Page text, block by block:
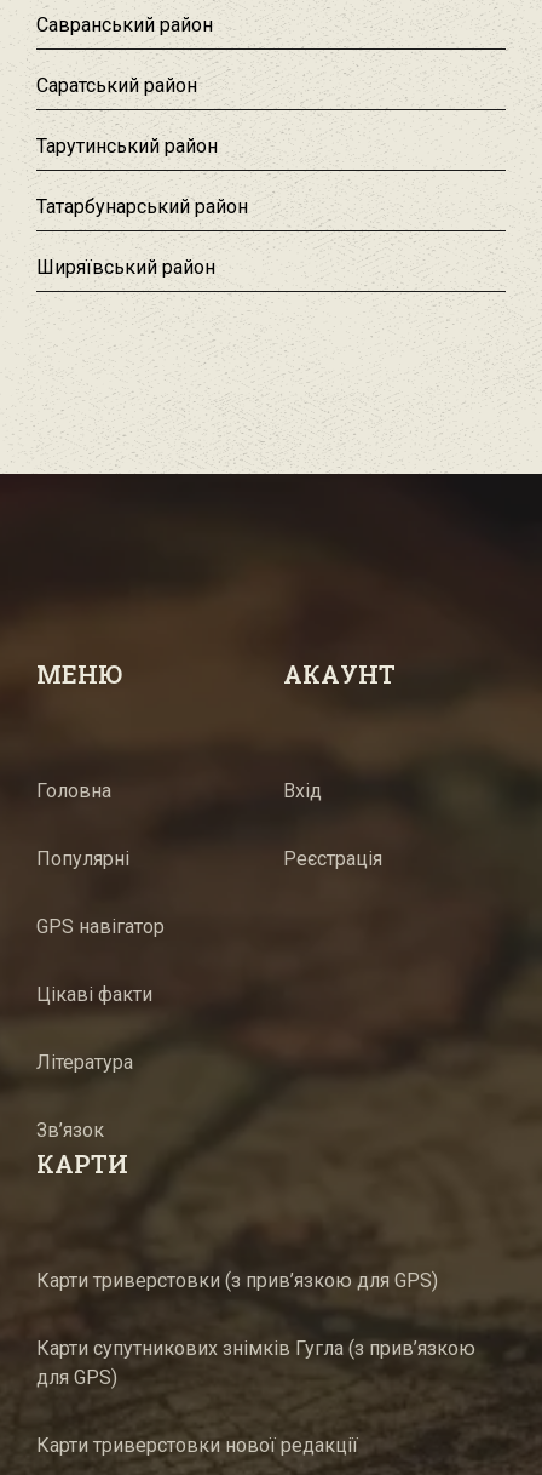
Савранський район‎
Саратський район‎
Тарутинський район
Татарбунарський район
Ширяївський район
МЕНЮ
Головна
Популярні
GPS навігатор
Цікаві факти
Література
Зв’язок
АКАУНТ
Вхід
Реєстрація
КАРТИ
Карти триверстовки (з прив’язкою для GPS)
Карти супутникових знімків Гугла (з прив’язкою
для GPS)
Карти триверстовки нової редакції